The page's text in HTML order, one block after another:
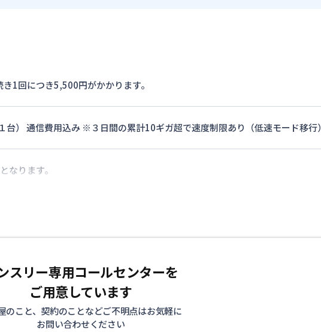
1回につき5,500円がかかります。
台） 通信費用込み ※３日間の累計10ギガ超で速度制限あり（低速モード移行）
なります。
スリー専用コールセンターを
ご用意しています
のこと、契約のことなどご不明点はお気軽に
お問い合わせください